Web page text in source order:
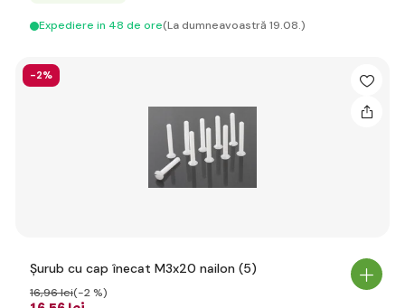
Expediere in 48 de ore(La dumneavoastră 19.08.)
-2%
Șurub cu cap înecat M3x20 nailon (5)
16,96 lei(-2 %)